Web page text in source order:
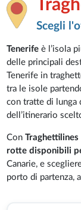
Scegli
Tenerife è l’isola
delle principali
Tenerife in
tra le isole
con tratte di lunga
dell’itinerario
ConTraghettilines
rotte disponibili
Canarie, e
porto di partenza,